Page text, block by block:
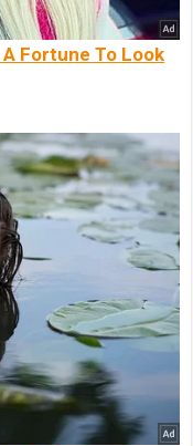
Fortune To Look